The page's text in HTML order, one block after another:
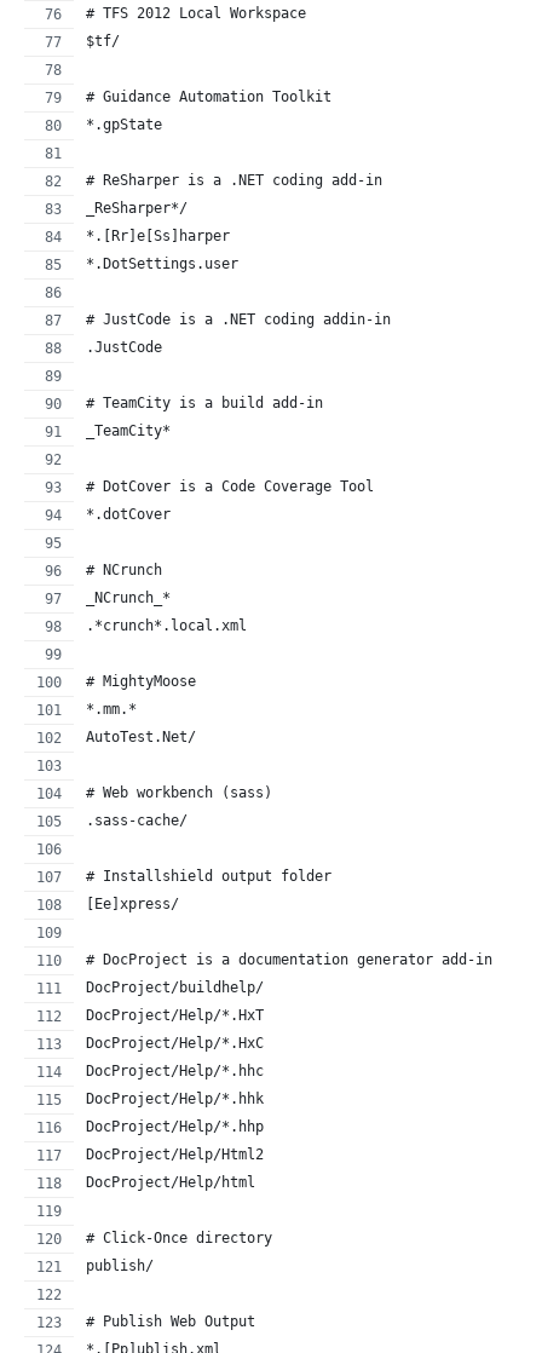
# TFS 2012 Local Workspace
$tf/
# Guidance Automation Toolkit
*.gpState
# ReSharper is a .NET coding add-in
_ReSharper*/
*.[Rr]e[Ss]harper
*.DotSettings.user
# JustCode is a .NET coding addin-in
.JustCode
# TeamCity is a build add-in
_TeamCity*
# DotCover is a Code Coverage Tool
*.dotCover
# NCrunch
_NCrunch_*
.*crunch*.local.xml
# MightyMoose
*.mm.*
AutoTest.Net/
# Web workbench (sass)
.sass-cache/
# Installshield output folder
[Ee]xpress/
# DocProject is a documentation generator add-in
DocProject/buildhelp/
DocProject/Help/*.HxT
DocProject/Help/*.HxC
DocProject/Help/*.hhc
DocProject/Help/*.hhk
DocProject/Help/*.hhp
DocProject/Help/Html2
DocProject/Help/html
# Click-Once directory
publish/
# Publish Web Output
*.[Pp]ublish.xml